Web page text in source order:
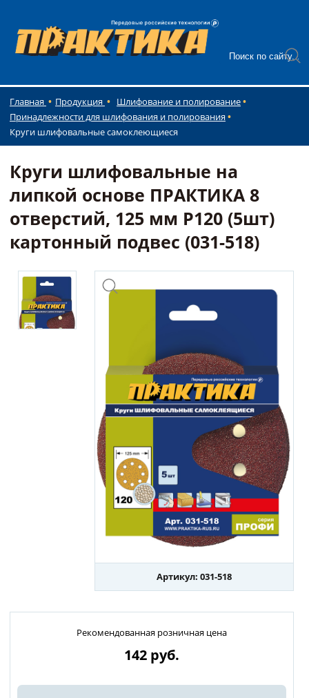
Главная Продукция
Шлифование и полирование
Принадлежности для шлифования и полирования
Круги шлифовальные самоклеющиеся
Круги шлифовальные на
липкой основе ПРАКТИКА 8
отверстий, 125 мм P120 (5шт)
картонный подвес (031-518)
Артикул: 031-518
Рекомендованная розничная цена
142 руб.